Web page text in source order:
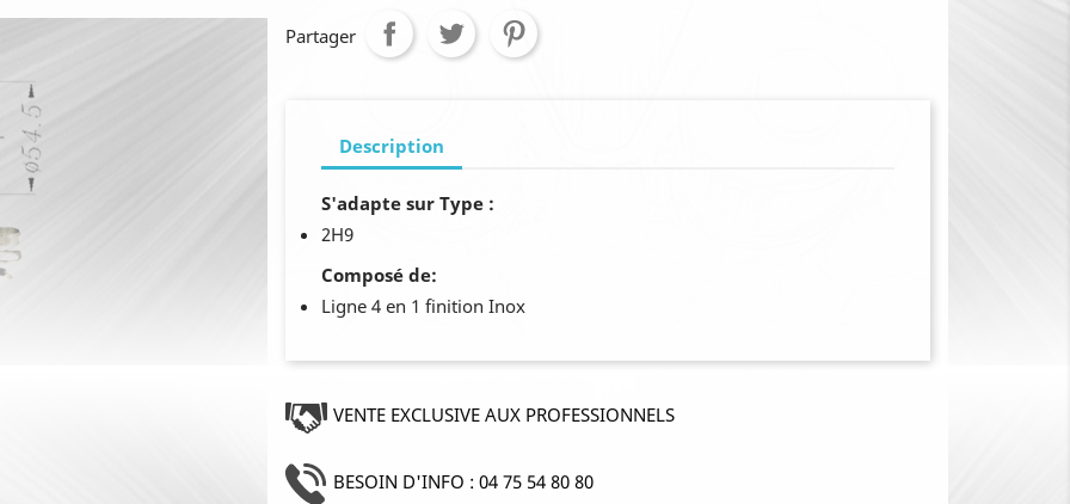
Partager
Description
S'adapte sur Type :
2H9
Composé de:
Ligne 4 en 1 finition Inox
VENTE EXCLUSIVE AUX PROFESSIONNELS
BESOIN D'INFO : 04 75 54 80 80